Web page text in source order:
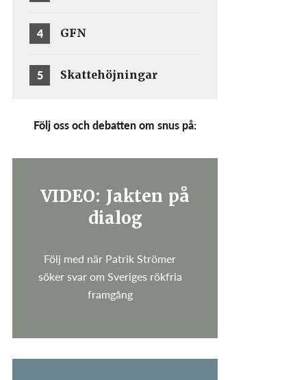
4 GFN
5 Skattehöjningar
Följ oss och debatten om snus på:
VIDEO: Jakten på
dialog
Följ med när Patrik Strömer
söker svar om Sveriges rökfria
framgång